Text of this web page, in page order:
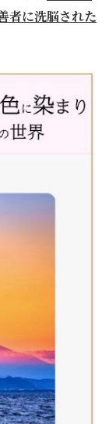
者に洗脳された